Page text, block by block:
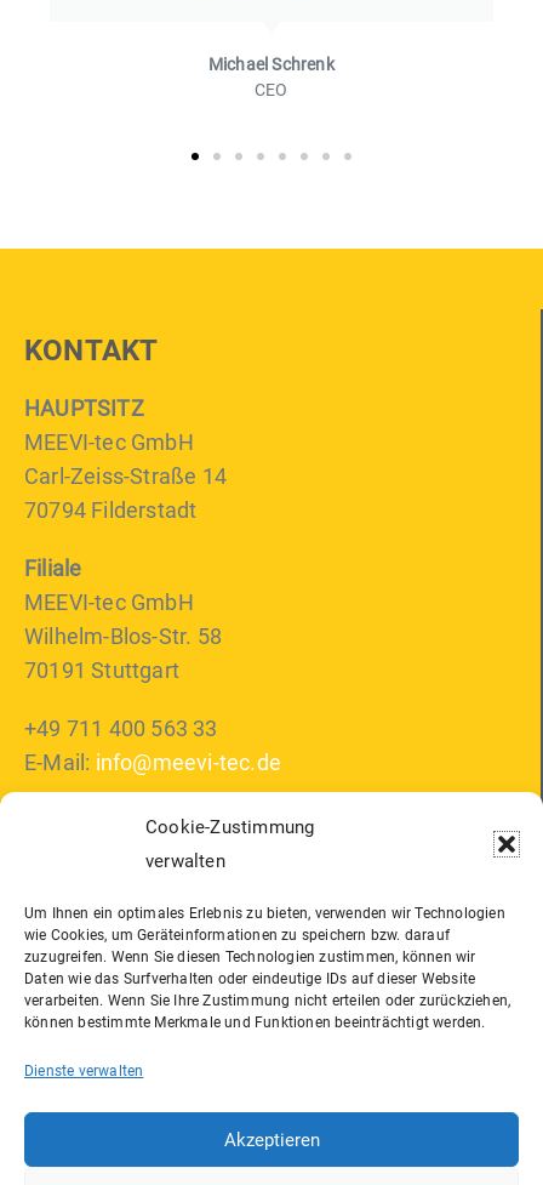
Cookie-Zustimmung
verwalten
Um Ihnen ein optimales Erlebnis zu bieten, verwenden wir Technologien
wie Cookies, um Geräteinformationen zu speichern bzw. darauf
zuzugreifen. Wenn Sie diesen Technologien zustimmen, können wir
Daten wie das Surfverhalten oder eindeutige IDs auf dieser Website
verarbeiten. Wenn Sie Ihre Zustimmung nicht erteilen oder zurückziehen,
können bestimmte Merkmale und Funktionen beeinträchtigt werden.
Dienste verwalten
Akzeptieren
KONTAKT
HAUPTSITZ
MEEVI-tec GmbH
Carl-Zeiss-Straße 14
70794 Filderstadt
Filiale
MEEVI-tec GmbH
Wilhelm-Blos-Str. 58
70191 Stuttgart
+49 711 400 563 33
E-Mail: info@meevi-tec.de
Notfallnummer: +49 711 400 563 45
Fernwartung anfordern
Rechtliches